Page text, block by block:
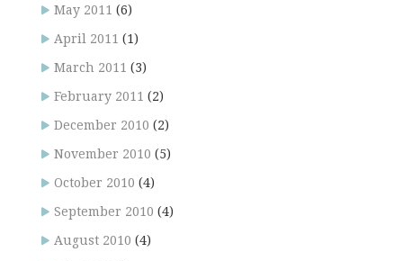
May 2011 (6)
April 2011 (1)
March 2011 (3)
February 2011 (2)
December 2010 (2)
November 2010 (5)
October 2010 (4)
September 2010 (4)
August 2010 (4)